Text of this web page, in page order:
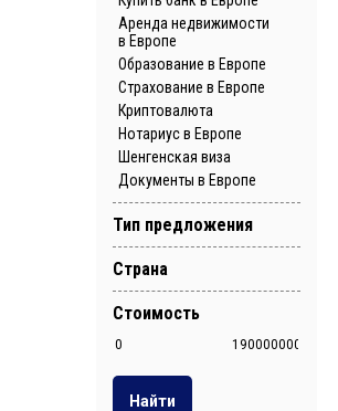
Аренда недвижимости
в Европе
Образование в Европе
Страхование в Европе
Криптовалюта
Нотариус в Европе
Шенгенская виза
Документы в Европе
Тип предложения
Страна
Стоимость
Найти